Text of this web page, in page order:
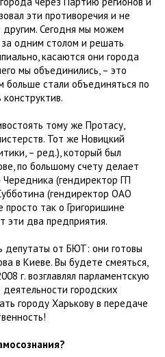
эти противоречия и не
Сегодня мы можем
одним столом и решать
касаются они города
мы объединились, – это
стали объединяться по
тому же Протасу,
Тот же Новицкий
– ред.), который был
по большому счету делает
Чередника (гендиректор ГП
(гендиректор ОАО
так о Григоришине
эти два предприятия.
депутаты от БЮТ: они готовы
в Киеве. Вы будете смеяться,
г. возглавлял парламентскую
городских
городу Харькову в передаче